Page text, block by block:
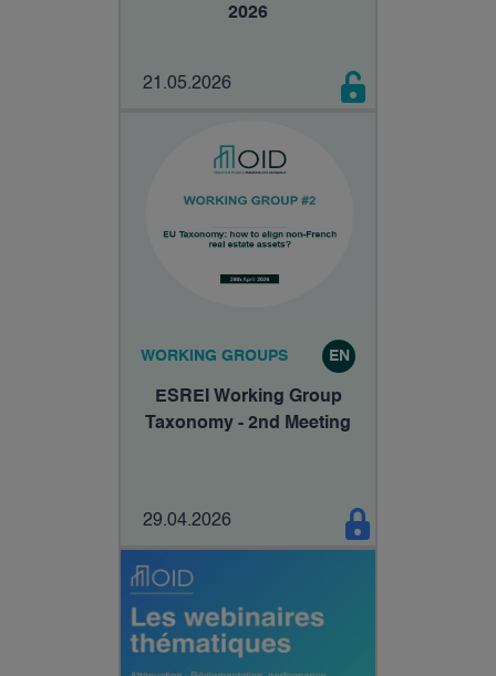
2026
21.05.2026
WORKING GROUPS EN
ESREI Working Group
Taxonomy - 2nd Meeting
29.04.2026